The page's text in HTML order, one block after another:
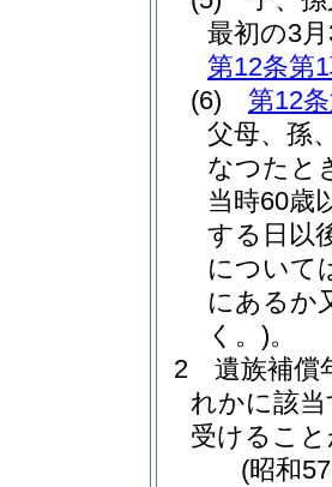
最初の3
第12条第
(6)
第12
父母、孫
なつたと
当時60歳
する日以
について
にあるか
く。)。
2
遺族補償
れかに該
受けるこ
(昭和